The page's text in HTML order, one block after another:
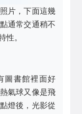
片，下面這幾
通常交通稍不
性。
圖書館裡面好
氣球又像是飛
燈後，光影從